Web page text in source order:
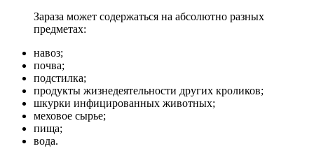
Зараза может содержаться на абсолютно разных
предметах:
навоз;
почва;
подстилка;
продукты жизнедеятельности других кроликов;
шкурки инфицированных животных;
меховое сырье;
пища;
вода.